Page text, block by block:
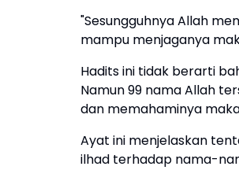
"Sesungguhnya Allah
mampu menjaganya
Hadits ini tidak berarti
Namun 99 nama Allah
dan memahaminya
Ayat ini menjelaskan
ilhad terhadap nama-